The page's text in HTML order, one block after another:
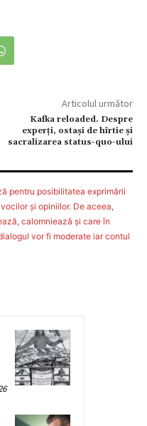
Articolul următor
Kafka reloaded. Despre
experţi, ostaşi de hîrtie şi
sacralizarea status-quo-ului
pentru posibilitatea exprimării
şi opiniilor. De aceea,
calomniează şi care în
vor fi moderate iar contul